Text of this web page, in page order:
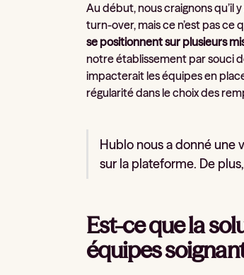
Au début, nous craignons qu’il
turn-over, mais ce n’est pas ce
se positionnent sur plusieurs
notre établissement par souci
impacterait les équipes en
régularité dans le choix des
Hublo nous a donné une
sur la plateforme. De
Est-ce que la
équipes